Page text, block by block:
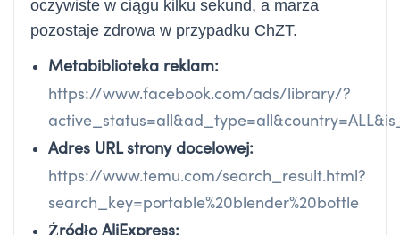
oczywiste w ciągu kilku sekund, a marża
pozostaje zdrowa w przypadku ChZT.
Metabiblioteka reklam:
https://www.facebook.com/ads/library/?
Adres URL strony docelowej:
https://www.temu.com/search_result.html?
search_key=portable%20blender%20bottle
Źródło AliExpress: